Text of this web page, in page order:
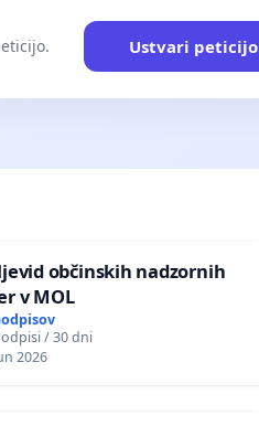
Ustvari peticijo
občinskih nadzornih
v MOL
/ 30 dni
2026